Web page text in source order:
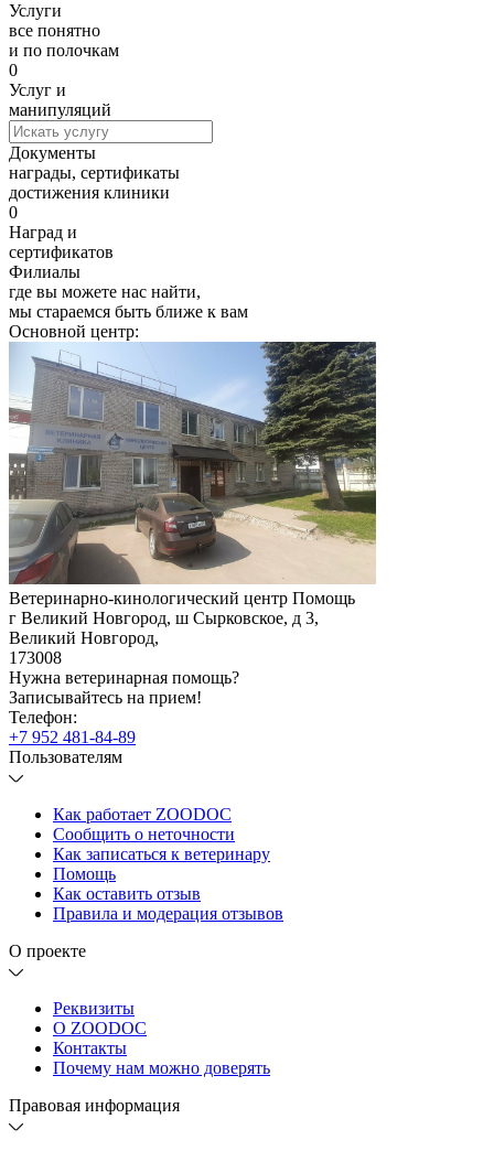
Услуги
все понятно
и по полочкам
0
Услуг и
манипуляций
Документы
награды, сертификаты
достижения клиники
0
Наград и
сертификатов
Филиалы
где вы можете нас найти,
мы стараемся быть ближе к вам
Основной центр:
Ветеринарно-кинологический центр Помощь
г Великий Новгород, ш Сырковское, д 3,
Великий Новгород,
173008
Нужна ветеринарная помощь?
Записывайтесь на прием!
Телефон:
+7 952 481-84-89
Пользователям
Как работает ZOODOC
Сообщить о неточности
Как записаться к ветеринару
Помощь
Как оставить отзыв
Правила и модерация отзывов
О проекте
Реквизиты
О ZOODOC
Контакты
Почему нам можно доверять
Правовая информация